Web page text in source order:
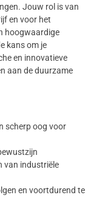
Jouw rol is van
en voor het
hoogwaardige
kans om je
en innovatieve
aan de duurzame
scherp oog voor
van industriële
en voortdurend te